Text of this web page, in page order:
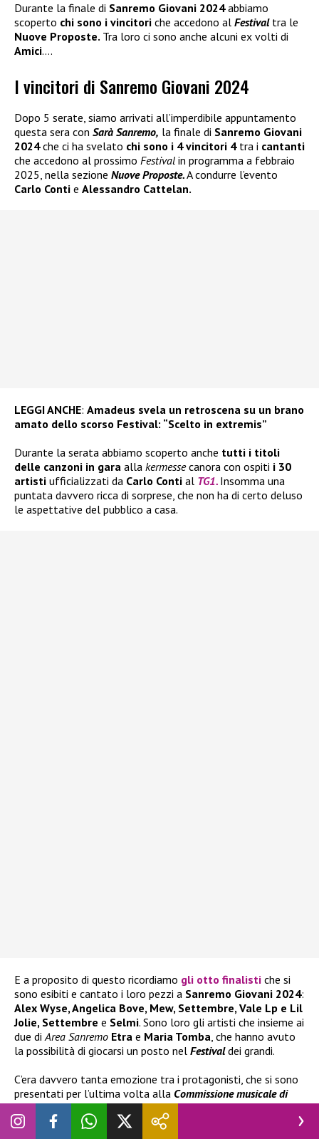
Durante la finale di Sanremo Giovani 2024abbiamo
scoperto chi sono i vincitori che accedono al Festival tra le
Nuove Proposte. Tra loro ci sono anche alcuni ex volti di
Amici….
I vincitori di Sanremo Giovani 2024
Dopo 5 serate, siamo arrivati all’imperdibile appuntamento
questa sera con Sarà Sanremo, la finale di Sanremo Giovani
2024che ci ha svelato chi sono i 4 vincitori 4 tra i cantanti
che accedono al prossimo Festival in programma a febbraio
2025, nella sezione Nuove Proposte.A condurre l’evento
Carlo Conti e Alessandro Cattelan.
LEGGI ANCHE: Amadeus svela un retroscena su un brano
amato dello scorso Festival: “Scelto in extremis”
Durante la serata abbiamo scoperto anche tutti i titoli
delle canzoni in gara alla kermessecanora con ospiti i 30
artisti ufficializzati da Carlo Conti al TG1. Insomma una
puntata davvero ricca di sorprese, che non ha di certo deluso
le aspettative del pubblico a casa.
E a proposito di questo ricordiamo gli otto finalisti che si
sono esibiti e cantato i loro pezzi a Sanremo Giovani 2024:
Alex Wyse, Angelica Bove, Mew, Settembre, Vale Lp e Lil
Jolie, Settembre e Selmi. Sono loro gli artisti che insieme ai
due diArea Sanremo Etra e Maria Tomba, che hanno avuto
la possibilità di giocarsi un posto nel Festivaldei grandi.
C’era davvero tanta emozione tra i protagonisti, che si sono
presentati per l’ultima volta alla Commissione musicale di
Sanremo Giovanicomposta daEma Stokholma, Carolina
Rey, Manola Moslehi, Enrico Cremonesi